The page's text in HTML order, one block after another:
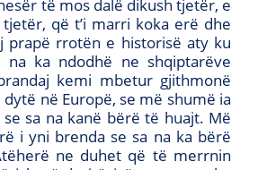
të mos dalë dikush tjetër, e
që t’i marri koka erë dhe
prapë rrotën e historisë aty ku
na ka ndodhë ne shqiptarëve
kemi mbetur gjithmonë
në Europë, se më shumë ia
sa na kanë bërë të huajt. Më
i yni brenda se sa na ka bërë
ne duhet që të merrnin